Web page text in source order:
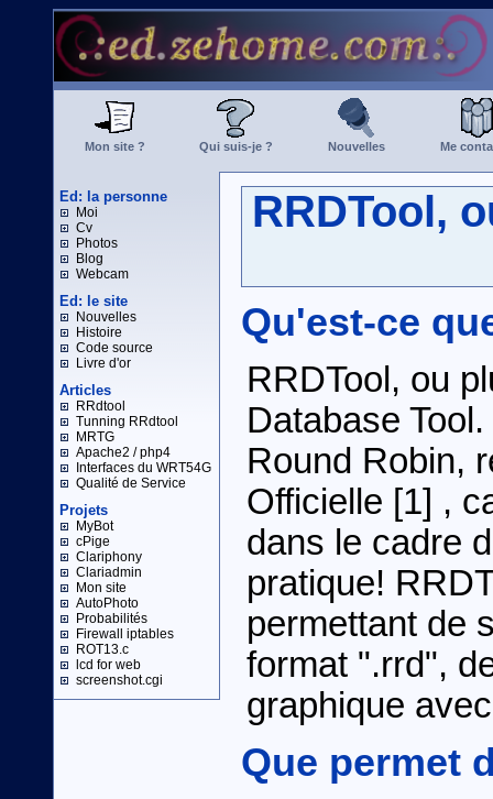
Mon site ? Qui suis-je ? Nouvelles Me
Ed: la personne
Moi
Cv
Photos
Blog
Webcam
Ed: le site
Nouvelles
Histoire
Code source
Livre d'or
Articles
RRdtool
Tunning RRdtool
MRTG
Apache2 / php4
Interfaces du WRT54G
Qualité de Service
Projets
MyBot
cPige
Clariphony
Clariadmin
Mon site
AutoPhoto
Probabilités
Firewall iptables
ROT13.c
lcd for web
screenshot.cgi
RRDTool,
Qu'est-ce
RRDTool, ou
Database
Round Robin,
Officielle [1] ,
dans le cadre
pratique!
permettant de
format ".rrd",
graphique
Que permet